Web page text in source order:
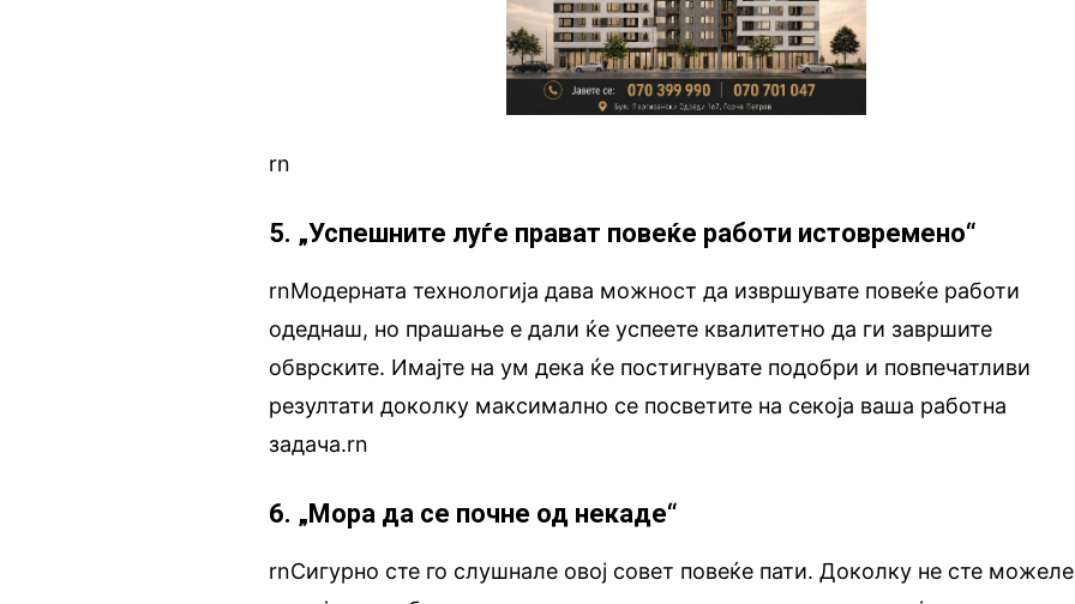
rn
5. „Успешните луѓе прават повеќе работи истовремено“
rnМодерната технологија дава можност да извршувате повеќе работи
одеднаш, но прашање е дали ќе успеете квалитетно да ги завршите
обврските. Имајте на ум дека ќе постигнувате подобри и повпечатливи
резултати доколку максимално се посветите на секоја ваша работна
задача.rn
6. „Мора да се почне од некаде“
rnСигурно сте го слушнале овој совет повеќе пати. Доколку не сте можеле